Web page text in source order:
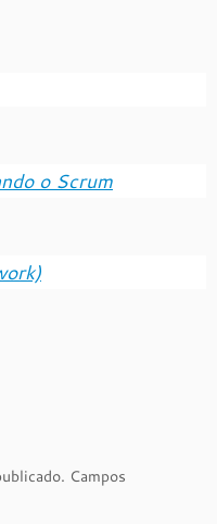
o Scrum
Campos